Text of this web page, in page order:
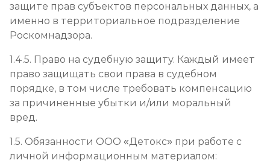
защите прав субъектов персональных данных, а
именно в территориальное подразделение
Роскомнадзора.
1.4.5. Право на судебную защиту. Каждый имеет
право защищать свои права в судебном
порядке, в том числе требовать компенсацию
за причиненные убытки и/или моральный
вред.
1.5. Обязанности ООО «Детокс» при работе с
личной информационным материалом: